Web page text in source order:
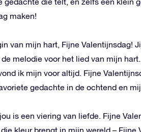
maken!
van mijn hart, Fijne Valentijnsdag!
melodie voor het lied van mijn
ik mijn voor altijd. Fijne
gedachte in de ochtend en
is een viering van liefde. Fijne
kleur brengt in mijn wereld – Fijne